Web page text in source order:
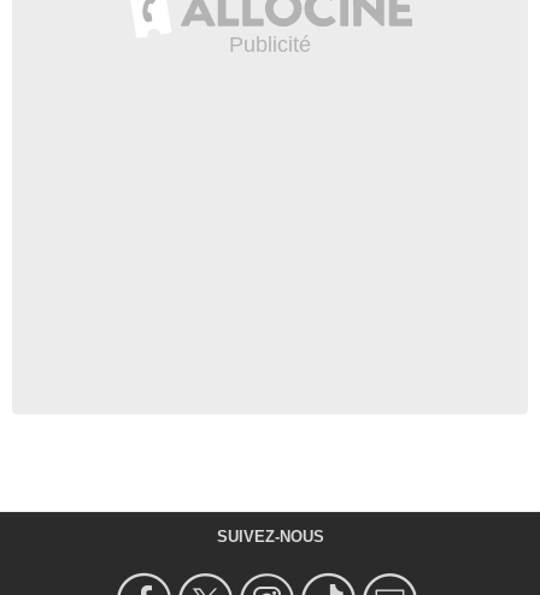
SUIVEZ-NOUS